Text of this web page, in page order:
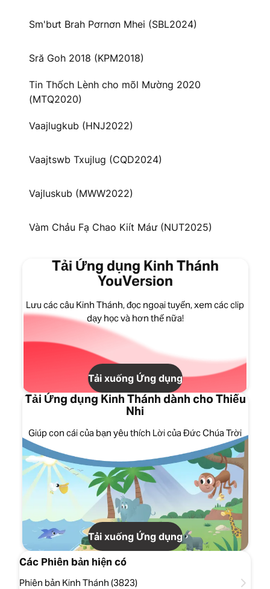
Sm'bưt Brah Pơrnơn Mhei (SBL2024)
Sră Goh 2018 (KPM2018)
Tin Thốch Lènh cho mõl Mường 2020
(MTQ2020)
Vaajlugkub (HNJ2022)
Vaajtswb Txujlug (CQD2024)
Vajluskub (MWW2022)
Vàm Chảu Fạ Chao Kiít Máư (NUT2025)
Tải Ứng dụng Kinh Thánh
YouVersion
Lưu các câu Kinh Thánh, đọc ngoại tuyến, xem các clip
dạy học và hơn thế nữa!
Tải xuống Ứng dụng
Tải Ứng dụng Kinh Thánh dành cho Thiếu
Nhi
Giúp con cái của bạn yêu thích Lời của Đức Chúa Trời
Tải xuống Ứng dụng
Các Phiên bản hiện có
Phiên bản Kinh Thánh (3823)